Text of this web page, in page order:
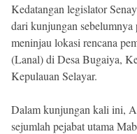
Kedatangan legislator
dari kunjungan
meninjau lokasi rencana
(Lanal) di Desa Bugaiya,
Kepulauan Selayar.
Dalam kunjungan kali ini,
sejumlah pejabat utama